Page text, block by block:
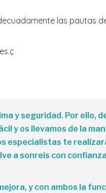
las pautas
y seguridad. Por ello,
y os llevamos de la
te
sonreís con
y con ambos la